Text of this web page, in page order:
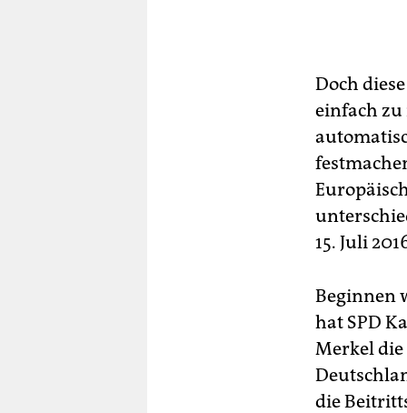
Doch
einfach
15. Juli
Beginnen
hat SPD
Merkel
die